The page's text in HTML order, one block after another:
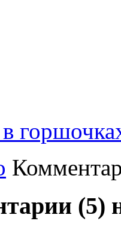
(5)